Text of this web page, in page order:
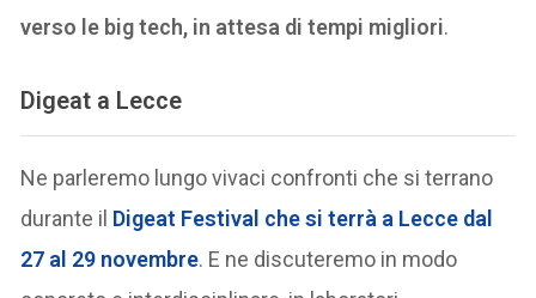
verso le big tech, in attesa di tempi migliori.
Digeat a Lecce
Ne parleremo lungo vivaci confronti che si terrano
durante il Digeat Festival che si terrà a Lecce dal
27 al 29 novembre. E ne discuteremo in modo